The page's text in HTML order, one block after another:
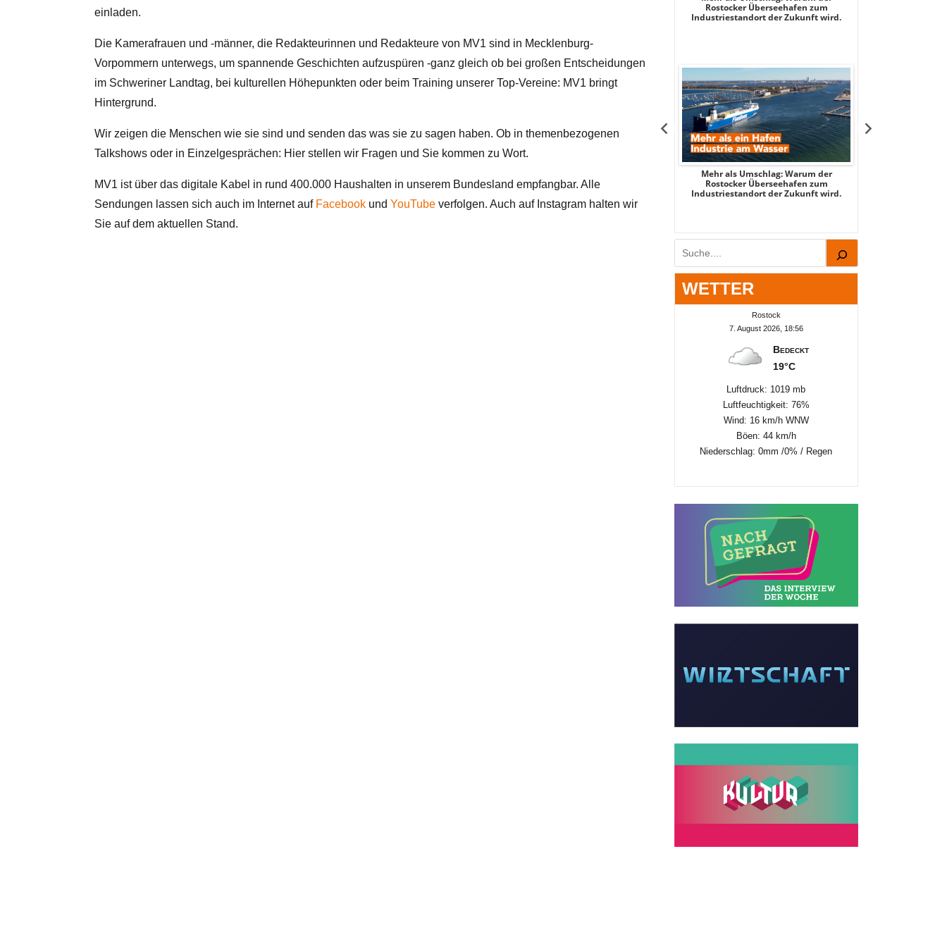
einladen.
Die Kamerafrauen und -männer, die Redakteurinnen und Redakteure von MV1 sind in Mecklenburg-
Vorpommern unterwegs, um spannende Geschichten aufzuspüren -ganz gleich ob bei großen Entscheidungen
im Schweriner Landtag, bei kulturellen Höhepunkten oder beim Training unserer Top-Vereine: MV1 bringt
Hintergrund.
Wir zeigen die Menschen wie sie sind und senden das was sie zu sagen haben. Ob in themenbezogenen
Talkshows oder in Einzelgesprächen: Hier stellen wir Fragen und Sie kommen zu Wort.
MV1 ist über das digitale Kabel in rund 400.000 Haushalten in unserem Bundesland empfangbar. Alle
Sendungen lassen sich auch im Internet auf Facebook undYouTube verfolgen. Auch auf Instagram halten wir
Sie auf dem aktuellen Stand.
Rostocker Überseehafen zum
Industriestandort der Zukunft wird.
Startschuss Midsummersail 2026
Mehr als Umschlag: Warum der
Rostocker Überseehafen zum
Industriestandort der Zukunft wird.
Suchen
WETTER
Rostock
7. August 2026, 18:56
Bedeckt
19°C
Luftdruck: 1019 mb
Luftfeuchtigkeit: 76%
Wind: 16 km/h WNW
Böen: 44 km/h
Niederschlag:0mm /0% / Regen